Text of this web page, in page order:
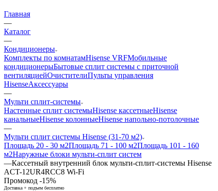
Главная
—
Каталог
—
Кондиционеры
Комплекты по комнатамHisense VRFМобильные
кондиционерыБытовые сплит системы с приточной
вентиляциейОчистителиПульты управления
HisenseАксессуары
—
Мульти сплит-системы
Настенные сплит системыHisense кассетныеHisense
канальныеHisense колонныеHisense напольно-потолочные
—
Мульти сплит системы Hisense (31-70 м2)
Площадь 20 - 30 м2Площадь 71 - 100 м2Площадь 101 - 160
м2Наружные блоки мульти-сплит систем
—Кассетный внутренний блок мульти-сплит-системы Hisense
ACT-12UR4RCC8 Wi-Fi
Промокод -15%
Доставка + подъем бесплатно